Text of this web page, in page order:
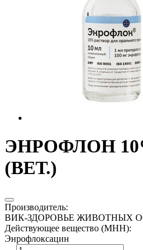
ЭНРОФЛОН
(ВЕТ.)
Производитель:
ВИК-ЗДОРОВЬЕ ЖИВОТНЫХ
Действующее вещество (МНН):
Энрофлоксацин